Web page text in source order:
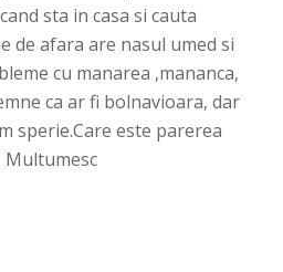
sta in casa si cauta
de afara are nasul umed si
cu manarea ,mananca,
ca ar fi bolnavioara, dar
sperie.Care este parerea
Multumesc